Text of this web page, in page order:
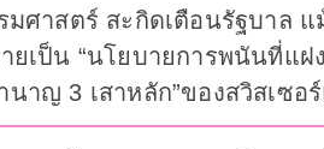
มศาสตร์ สะกิดเตือนรัฐบาล
ายเป็น “นโยบายการพนันที่
นาญ 3 เสาหลัก”ของสวิสเ